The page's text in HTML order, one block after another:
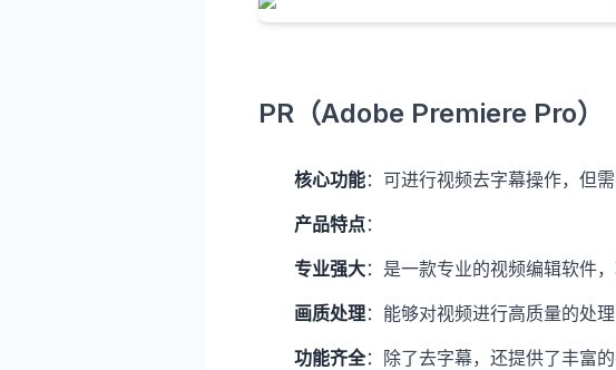
PR（Adobe Premiere Pro）
核心功能：可进行视频去字幕操作，但
产品特点：
专业强大：是一款专业的视频编辑软件
画质处理：能够对视频进行高质量的处
功能齐全：除了去字幕，还提供了丰富